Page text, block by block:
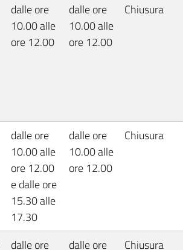
dalle ore
10.00 alle
ore 12.00
dalle ore
10.00 alle
ore 12.00
Chiusura
dalle ore
10.00 alle
ore 12.00
e dalle ore
15.30 alle
17.30
dalle ore
10.00 alle
ore 12.00
Chiusura
dalle ore
dalle ore
Chiusura